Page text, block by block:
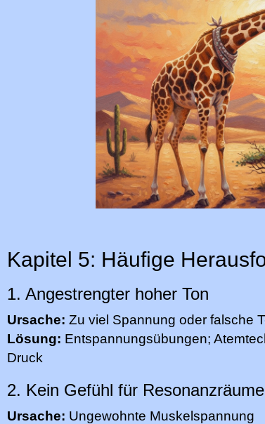
Kapitel 5: Häufige
1. Angestrengter hoher Ton
Ursache: Zu viel Spannung oder falsche
Lösung: Entspannungsübungen;
Druck
2. Kein Gefühl für Resonanzräume
Ursache: Ungewohnte Muskelspannung